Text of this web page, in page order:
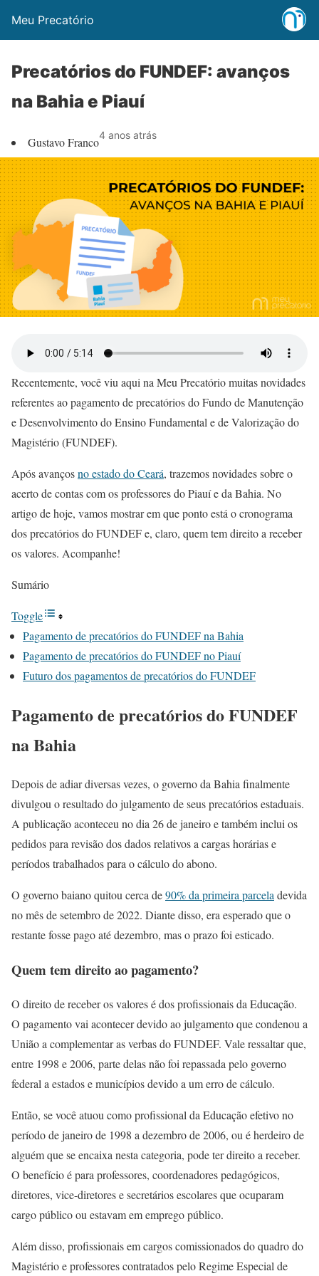
Meu Precatório
Precatórios do FUNDEF: avanços
na Bahia e Piauí
Gustavo Franco4 anos atrás
Recentemente, você viu aqui na Meu Precatório muitas novidades
referentes ao pagamento de precatórios do Fundo de Manutenção
e Desenvolvimento do Ensino Fundamental e de Valorização do
Magistério (FUNDEF).
Após avançosno estado do Ceará, trazemos novidades sobre o
acerto de contas com os professores do Piauí e da Bahia. No
artigo de hoje, vamos mostrar em que ponto está o cronograma
dos precatórios do FUNDEF e, claro, quem tem direito a receber
os valores. Acompanhe!
Sumário
Toggle
Pagamento de precatórios do FUNDEF na Bahia
Pagamento de precatórios do FUNDEF no Piauí
Futuro dos pagamentos de precatórios do FUNDEF
Pagamento de precatórios do FUNDEF
na Bahia
Depois de adiar diversas vezes, o governo da Bahia finalmente
divulgou o resultado do julgamento de seus precatórios estaduais.
A publicação aconteceu no dia 26 de janeiro e também inclui os
pedidos para revisão dos dados relativos a cargas horárias e
períodos trabalhados para o cálculo do abono.
O governo baiano quitou cerca de90% da primeira parcela devida
no mês de setembro de 2022. Diante disso, era esperado que o
restante fosse pago até dezembro, mas o prazo foi esticado.
Quem tem direito ao pagamento?
O direito de receber os valores é dos profissionais da Educação.
O pagamento vai acontecer devido ao julgamento que condenou a
União a complementar as verbas do FUNDEF. Vale ressaltar que,
entre 1998 e 2006, parte delas não foi repassada pelo governo
federal a estados e municípios devido a um erro de cálculo.
Então, se você atuou como profissional da Educação efetivo no
período de janeiro de 1998 a dezembro de 2006, ou é herdeiro de
alguém que se encaixa nesta categoria, pode ter direito a receber.
O benefício é para professores, coordenadores pedagógicos,
diretores, vice-diretores e secretários escolares que ocuparam
cargo público ou estavam em emprego público.
Além disso, profissionais em cargos comissionados do quadro do
Magistério e professores contratados pelo Regime Especial de